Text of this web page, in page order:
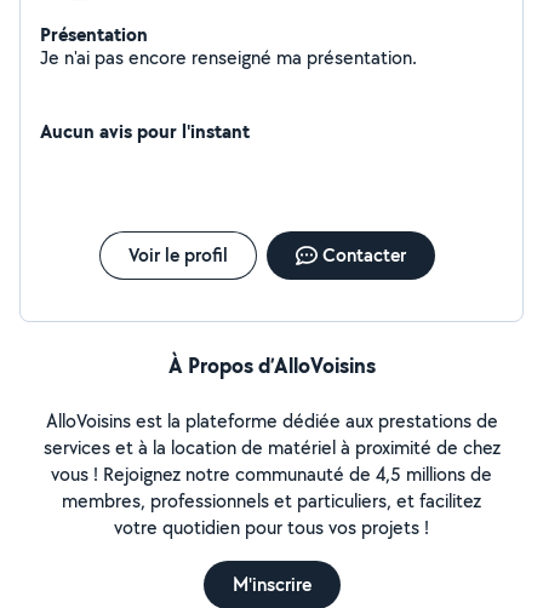
Présentation
Je n'ai pas encore renseigné ma présentation.
Aucun avis pour l'instant
Voir le profil Contacter
À Propos d’AlloVoisins
AlloVoisins est la plateforme dédiée aux prestations de
services et à la location de matériel à proximité de chez
vous ! Rejoignez notre communauté de 4,5 millions de
membres, professionnels et particuliers, et facilitez
votre quotidien pour tous vos projets !
M'inscrire